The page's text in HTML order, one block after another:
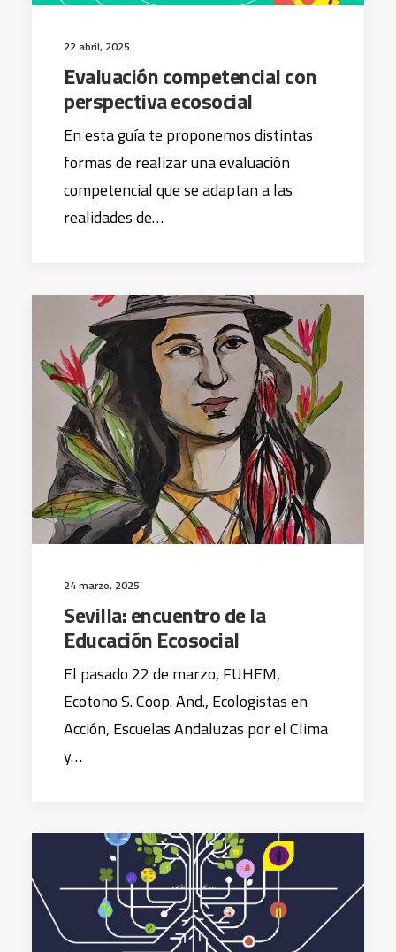
22 abril, 2025
Evaluación competencial con
perspectiva ecosocial
En esta guía te proponemos distintas
formas de realizar una evaluación
competencial que se adaptan a las
realidades de…
24 marzo, 2025
Sevilla: encuentro de la
Educación Ecosocial
El pasado 22 de marzo, FUHEM,
Ecotono S. Coop. And., Ecologistas en
Acción, Escuelas Andaluzas por el Clima
y…